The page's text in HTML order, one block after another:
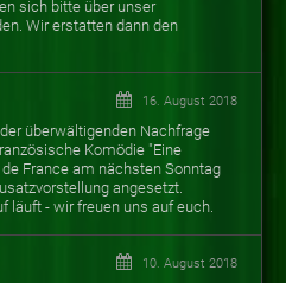
sich bitte über unser
Wir erstatten dann den
16. August 2018
überwältigenden Nachfrage
Komödie "Eine
France am nächsten Sonntag
angesetzt.
läuft - wir freuen uns auf euch.
10. August 2018